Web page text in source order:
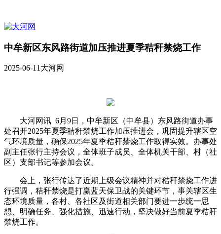
中牟新区东风路街道加压推进夏季秸秆禁烧工作
2025-06-11大河网
大河网讯 6月9日，中牟新区（中牟县）东风路街道办事
处召开2025年夏季秸秆禁烧工作加压推进会，巩固提升辖区空
气环境质量，确保2025年夏季秸秆禁烧工作取得实效。办事处
副主任张行主持会议，全体班子成员、全体机关干部、村（社
区）支部书记等参加会议。
会上，张行传达了近期上级会议精神并对秸秆禁烧工作进
行强调，秸秆禁烧是打赢蓝天保卫战的关键环节，事关辖区生
态环境质量，各村、各社区及街道相关部门要进一步统一思
想、明确任务、强化措施、迅速行动，坚决做好当前夏季秸秆
禁烧工作。